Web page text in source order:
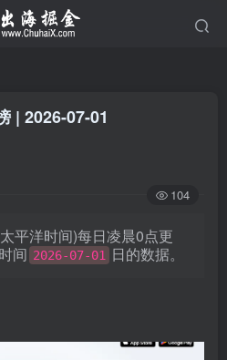
| 2026-07-01
104
平洋时间)每日凌晨0点更
间 2026-07-01 日的数据。